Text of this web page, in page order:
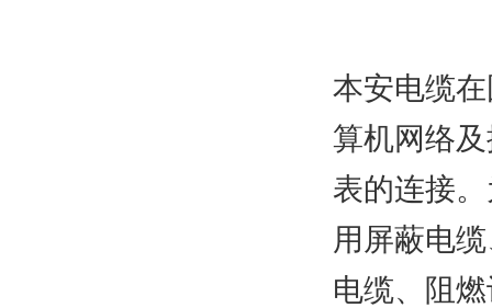
本安电缆
算机网络
表的连接
用屏蔽电
电缆、阻